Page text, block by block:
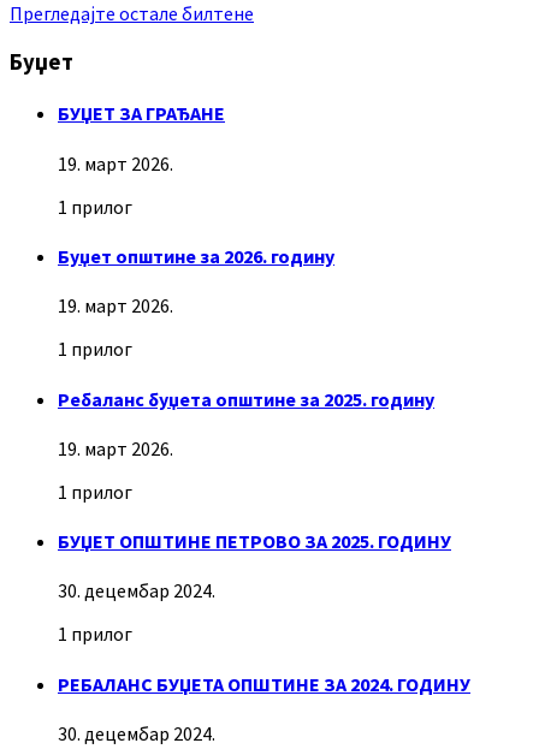
Прегледајте остале билтене
Буџет
БУЏЕТ ЗА ГРАЂАНЕ
19. март 2026.
1 прилог
Буџет општине за 2026. годину
19. март 2026.
1 прилог
Ребаланс буџета општине за 2025. годину
19. март 2026.
1 прилог
БУЏЕТ ОПШТИНЕ ПЕТРОВО ЗА 2025. ГОДИНУ
30. децембар 2024.
1 прилог
РЕБАЛАНС БУЏЕТА ОПШТИНЕ ЗА 2024. ГОДИНУ
30. децембар 2024.